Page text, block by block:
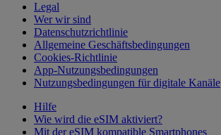
Legal
Wer wir sind
Datenschutzrichtlinie
Allgemeine Geschäftsbedingungen
Cookies-Richtlinie
App-Nutzungsbedingungen
Nutzungsbedingungen für digitale Kanäle
Hilfe
Wie wird die eSIM aktiviert?
Mit der eSIM kompatible Smartphones